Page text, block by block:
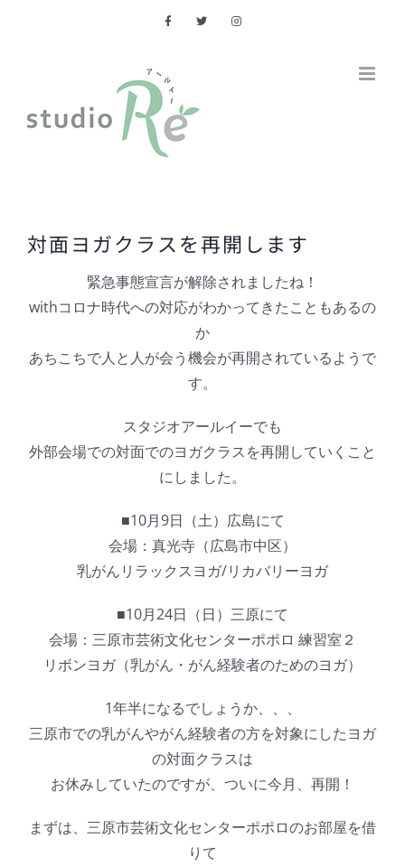
対面ヨガクラスを再開します
緊急事態宣言が解除されましたね！
withコロナ時代への対応がわかってきたこともあるの
か
あちこちで人と人が会う機会が再開されているようで
す。
スタジオアールイーでも
外部会場での対面でのヨガクラスを再開していくこと
にしました。
■10月9日（土）広島にて
会場：真光寺（広島市中区）
乳がんリラックスヨガ/リカバリーヨガ
■10月24日（日）三原にて
会場：三原市芸術文化センターポポロ 練習室２
リボンヨガ（乳がん・がん経験者のためのヨガ）
1年半になるでしょうか、、、
三原市での乳がんやがん経験者の方を対象にしたヨガ
の対面クラスは
お休みしていたのですが、ついに今月、再開！
まずは、三原市芸術文化センターポポロのお部屋を借
りて